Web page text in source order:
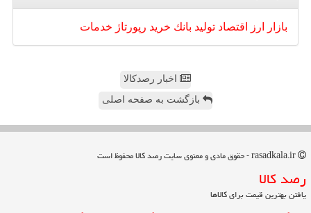
بازار ارز اقتصاد تولید بانك خرید رپورتاژ خدمات
اخبار رصدکالا
بازگشت به صفحه اصلی
رصد كالا
یافتن بهترین قیمت برای کالاها